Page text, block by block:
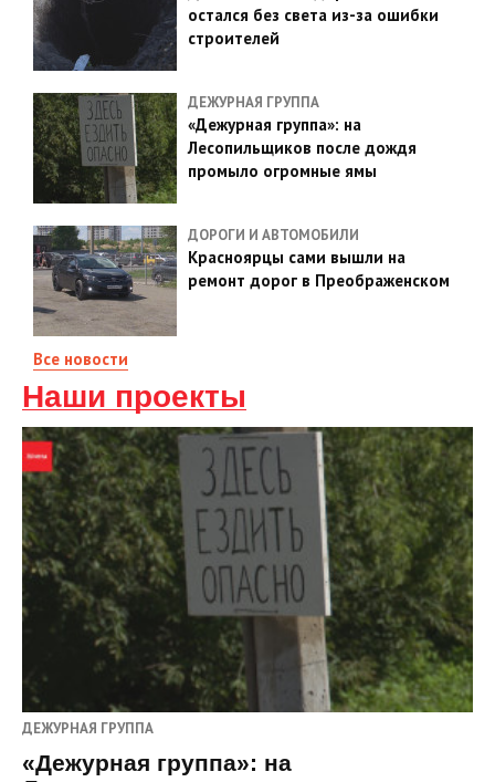
остался без света из-за ошибки
строителей
ДЕЖУРНАЯ ГРУППА
«Дежурная группа»: на
Лесопильщиков после дождя
промыло огромные ямы
ДОРОГИ И АВТОМОБИЛИ
Красноярцы сами вышли на
ремонт дорог в Преображенском
Все новости
Наши проекты
ДЕЖУРНАЯ ГРУППА
«Дежурная группа»: на